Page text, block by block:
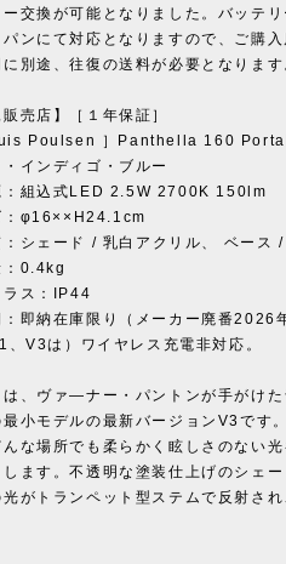
ー交換が可能となりました。バッテ
パンにて対応となりますので、ご購
別途、往復の送料が必要となります
販売店】［１年保証］
Poulsen ］Panthella 160
インディゴ・ブルー
組込式LED 2.5W 2700K 150lm
：φ16××H24.1cm
シェード / 乳白アクリル、 ベース /
0.4kg
ラス：IP44
即納在庫限り（メーカー廃番2026
V3は）ワイヤレス充電非対応。
は、ヴァ—ナー・パントンが手がけ
最小モデルの最新バージョンV3です
な場所でも柔らかく眩しさのない
します。不透明な塗装仕上げのシェ
がトランペット型ステムで反射さ